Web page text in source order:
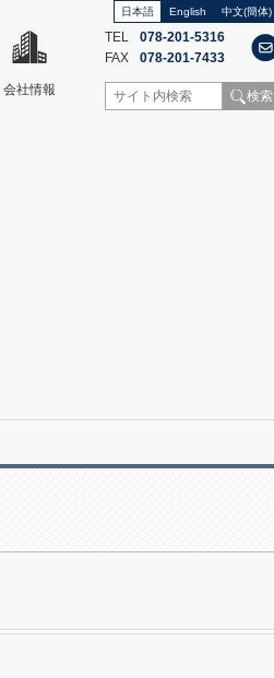
会社情報
TEL
078-201-5316
FAX
078-201-7433
検索
日本語 English 中文(簡体)